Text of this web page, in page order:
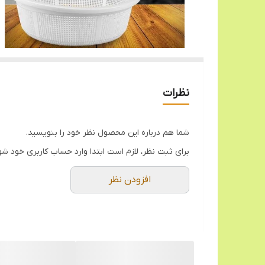
نظرات
شما هم درباره این محصول نظر خود را بنویسید.
برای ثبت نظر، لازم است ابتدا وارد حساب کاربری خود
افزودن نظر